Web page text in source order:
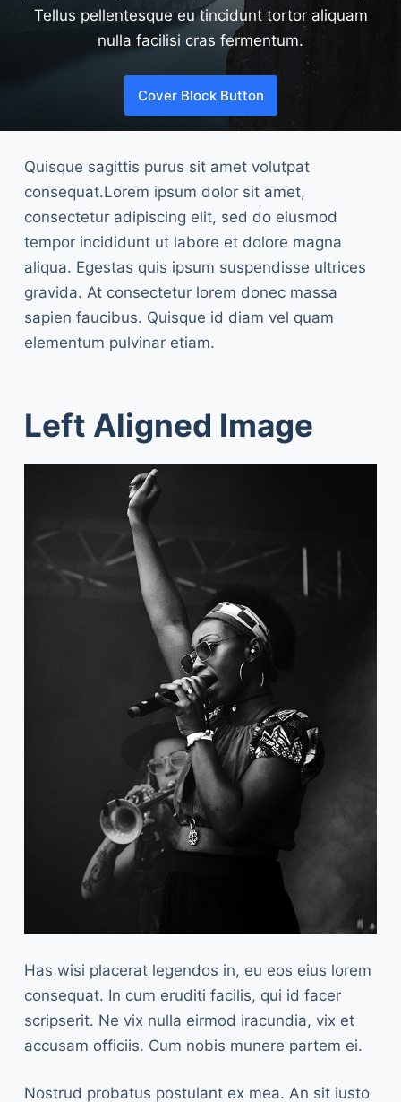
Tellus pellentesque eu tincidunt tortor aliquam
nulla facilisi cras fermentum.
Cover Block Button
Quisque sagittis purus sit amet volutpat
consequat.Lorem ipsum dolor sit amet,
consectetur adipiscing elit, sed do eiusmod
tempor incididunt ut labore et dolore magna
aliqua. Egestas quis ipsum suspendisse ultrices
gravida. At consectetur lorem donec massa
sapien faucibus. Quisque id diam vel quam
elementum pulvinar etiam.
Left Aligned Image
Has wisi placerat legendos in, eu eos eius lorem
consequat. In cum eruditi facilis, qui id facer
scripserit. Ne vix nulla eirmod iracundia, vix et
accusam officiis. Cum nobis munere partem ei.
Nostrud probatus postulant ex mea. An sit iusto